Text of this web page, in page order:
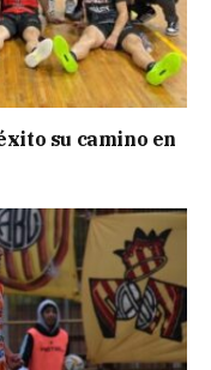
su camino en